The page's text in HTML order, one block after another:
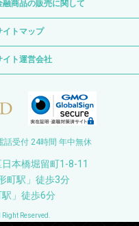
融商品の販売に関して
イトマップ
イト運営会社
受付 24時間 年中無休
本橋堀留町1-8-11
町駅」徒歩3分
」徒歩6分
Reserved.